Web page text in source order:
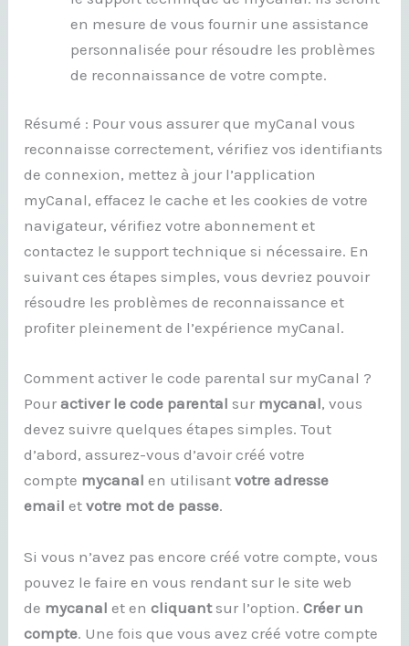
en mesure de vous fournir une assistance
personnalisée pour résoudre les problèmes
de reconnaissance de votre compte.
Résumé : Pour vous assurer que myCanal vous
reconnaisse correctement, vérifiez vos identifiants
de connexion, mettez à jour l’application
myCanal, effacez le cache et les cookies de votre
navigateur, vérifiez votre abonnement et
contactez le support technique si nécessaire. En
suivant ces étapes simples, vous devriez pouvoir
résoudre les problèmes de reconnaissance et
profiter pleinement de l’expérience myCanal.
Comment activer le code parental sur myCanal ?
Pouractiver le code parental sur mycanal, vous
devez suivre quelques étapes simples. Tout
d’abord, assurez-vous d’avoir créé votre
compte mycanal en utilisantvotre adresse
email etvotre mot de passe.
Si vous n’avez pas encore créé votre compte, vous
pouvez le faire en vous rendant sur le site web
de mycanal et encliquantsur l’option.Créer un
compte. Une fois que vous avez créé votre compte